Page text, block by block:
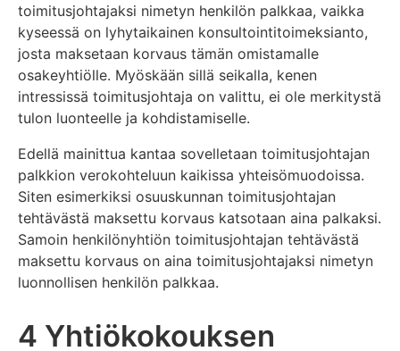
toimitusjohtajaksi nimetyn henkilön palkkaa, vaikka
kyseessä on lyhytaikainen konsultointitoimeksianto,
josta maksetaan korvaus tämän omistamalle
osakeyhtiölle. Myöskään sillä seikalla, kenen
intressissä toimitusjohtaja on valittu, ei ole merkitystä
tulon luonteelle ja kohdistamiselle.
Edellä mainittua kantaa sovelletaan toimitusjohtajan
palkkion verokohteluun kaikissa yhteisömuodoissa.
Siten esimerkiksi osuuskunnan toimitusjohtajan
tehtävästä maksettu korvaus katsotaan aina palkaksi.
Samoin henkilönyhtiön toimitusjohtajan tehtävästä
maksettu korvaus on aina toimitusjohtajaksi nimetyn
luonnollisen henkilön palkkaa.
4 Yhtiökokouksen